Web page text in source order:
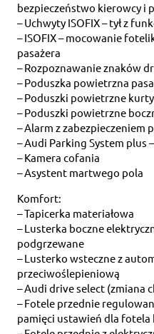
bezpieczeństwo kierowcy i
– Uchwyty ISOFIX – tył z
– ISOFIX – mocowanie
pasażera
– Rozpoznawanie znaków
– Poduszka powietrzna
– Poduszki powietrzne
– Poduszki powietrzne
– Alarm z zabezpieczeniem
– Audi Parking System plus
– Kamera cofania
– Asystent martwego pola
Komfort:
– Tapicerka materiałowa
– Lusterka boczne
podgrzewane
– Lusterko wsteczne z
przeciwoślepieniową
– Audi drive select (zmiana
– Fotele przednie
pamięci ustawień dla fotela